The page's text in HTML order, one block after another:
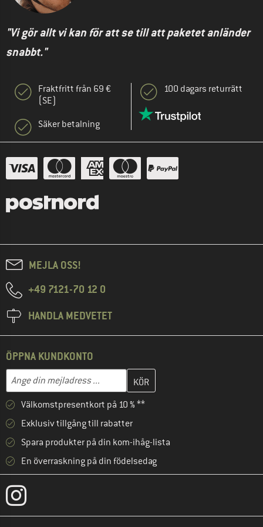
"Vi gör allt vi kan för att se till att paketet anländer
snabbt."
Fraktfritt från 69 €
(SE)
Säker betalning
100 dagars returrätt
MEJLA OSS!
+49 7121-70 12 0
HANDLA MEDVETET
ÖPPNA KUNDKONTO
Mejladress
Skriv in din e-postadress här och skapa ditt kundkonto i nästa
Välkomstpresentkort på 10 % **
Exklusiv tillgång till rabatter
Spara produkter på din kom-ihåg-lista
En överraskning på din födelsedag